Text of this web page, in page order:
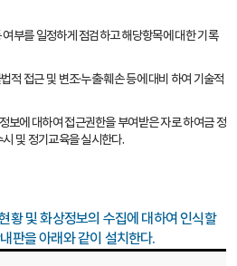
부를 일정하게 점검하고 해당항목에 대한 기록
적 접근 및 변조·누출·훼손 등에 대비 하여 기술적
보에 대하여 접근권한을 부여받은 자로 하여금 정
및 정기교육을 실시한다.
황 및 화상정보의 수집에 대하여 인식할
판을 아래와 같이 설치한다.